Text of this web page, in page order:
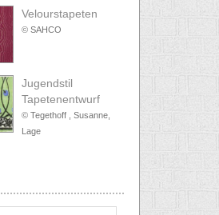
Velourstapeten
© SAHCO
Jugendstil
Tapetenentwurf
© Tegethoff , Susanne,
Lage